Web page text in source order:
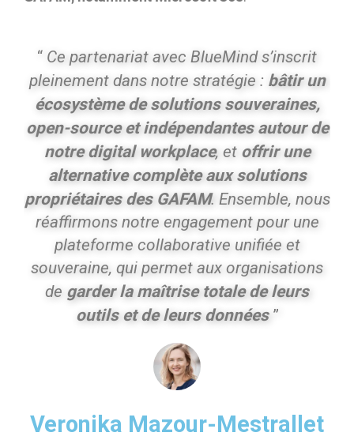
“ Ce partenariat avec BlueMind s’inscrit
pleinement dans notre stratégie : bâtir un
écosystème de solutions souveraines,
open-source et indépendantes autour de
notre digital workplace, et offrir une
alternative complète aux solutions
propriétaires des GAFAM. Ensemble, nous
réaffirmons notre engagement pour une
plateforme collaborative unifiée et
souveraine, qui permet aux organisations
de garder la maîtrise totale de leurs
outils et de leurs données”
Veronika Mazour-Mestrallet